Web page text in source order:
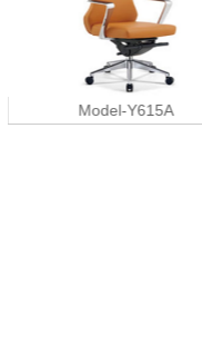
Model-Y615A